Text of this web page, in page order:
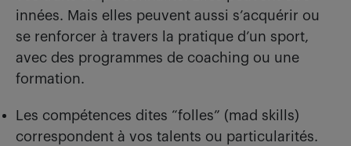
innées. Mais elles peuvent aussi s’acquérir ou
se renforcer à travers la pratique d’un sport,
avec des programmes de coaching ou une
formation.
Les compétences dites “folles” (mad skills)
correspondent à vos talents ou particularités.